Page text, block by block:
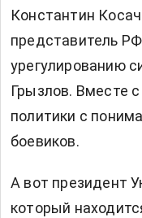
Константин
представитель
урегулированию
Грызлов. Вместе
политики с
боевиков.
А вот президент
который